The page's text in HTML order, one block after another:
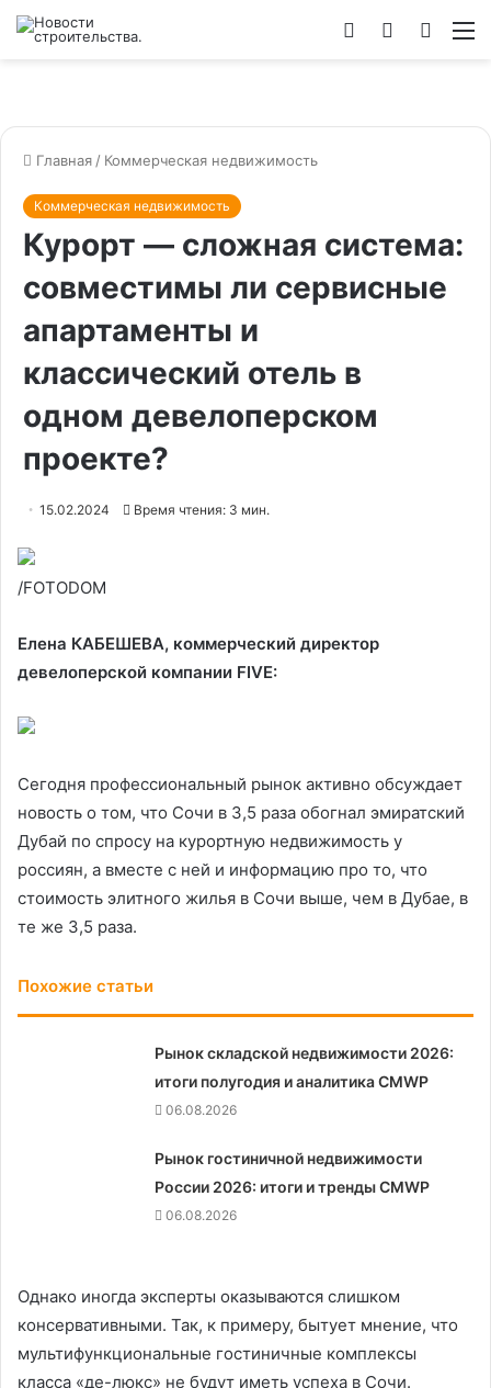
Switch
Войти
Главная / Коммерческая недвижимость
Коммерческая недвижимость
Курорт — сложная система:
совместимы ли сервисные
апартаменты и
классический отель в
одном девелоперском
проекте?
15.02.2024 Время чтения: 3 мин.
/FOTODOM
Елена КАБЕШЕВА, коммерческий директор
девелоперской компании FIVE:
Сегодня профессиональный рынок активно обсуждает
новость о том, что Сочи в 3,5 раза обогнал эмиратский
Дубай по спросу на курортную недвижимость у
россиян, а вместе с ней и информацию про то, что
стоимость элитного жилья в Сочи выше, чем в Дубае, в
те же 3,5 раза.
Похожие статьи
Рынок складской недвижимости 2026:
итоги полугодия и аналитика CMWP
06.08.2026
Рынок гостиничной недвижимости
России 2026: итоги и тренды CMWP
06.08.2026
Однако иногда эксперты оказываются слишком
консервативными. Так, к примеру, бытует мнение, что
мультифункциональные гостиничные комплексы
класса «де-люкс» не будут иметь успеха в Сочи.